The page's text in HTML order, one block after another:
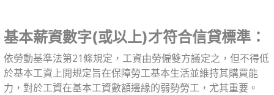
基本薪資數字(或以上)才符合信貸標準：
依勞動基準法第21條規定，工資由勞僱雙方議定之，但不得低
於基本工資上開規定旨在保障勞工基本生活並維持其購買能
力，對於工資在基本工資數額邊緣的弱勢勞工，尤其重要。